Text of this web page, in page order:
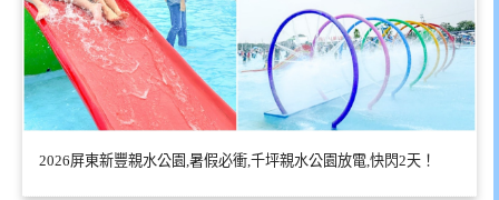
2026屏東新豐親水公園,暑假必衝,千坪親水公園放電,快閃2天！